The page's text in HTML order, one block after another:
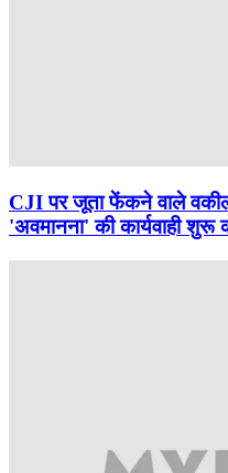
CJI पर जूता फेंकने वाले
'अवमानना' की कार्यवाही